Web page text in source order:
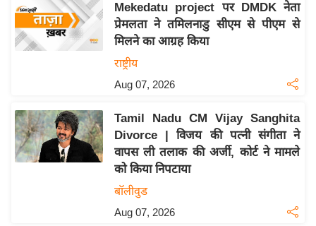
य
ब
ल
क्रि
के
Mekedatu project पर DMDK नेता
प्रेमलता ने तमिलनाडु सीएम से पीएम से
मिलने का आग्रह किया
राष्ट्रीय
Aug 07, 2026
Tamil Nadu CM Vijay Sanghita
Divorce | विजय की पत्नी संगीता ने
वापस ली तलाक की अर्जी, कोर्ट ने मामले
को किया निपटाया
बॉलीवुड
Aug 07, 2026